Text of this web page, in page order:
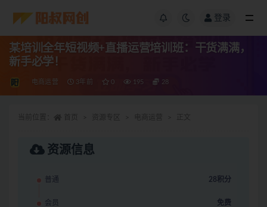
登录
某培训全年短视频+直播运营培训班：干货满满，
新手必学！
电商运营 3年前 0 195 28
资源信息
普通 28积分
会员 免费